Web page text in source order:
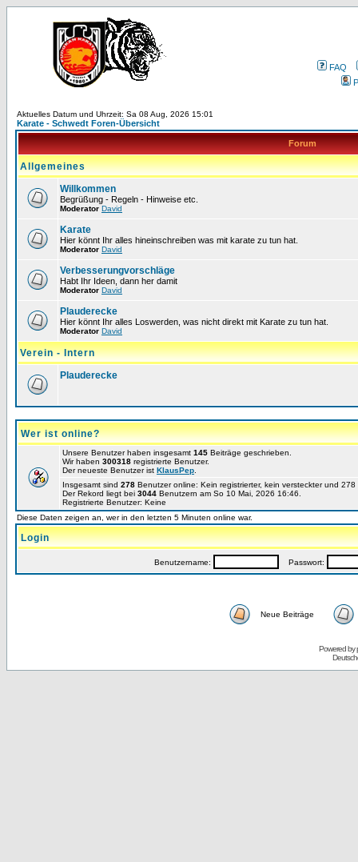
FAQ
Aktuelles Datum und Uhrzeit: Sa 08 Aug, 2026 15:01
Karate - Schwedt Foren-Übersicht
Forum
Allgemeines
Willkommen
Begrüßung - Regeln - Hinweise etc.
Moderator David
Karate
Hier könnt Ihr alles hineinschreiben was mit karate zu tun hat.
Moderator David
Verbesserungvorschläge
Habt Ihr Ideen, dann her damit
Moderator David
Plauderecke
Hier könnt Ihr alles Loswerden, was nicht direkt mit Karate zu tun hat.
Moderator David
Verein - Intern
Plauderecke
Wer ist online?
Unsere Benutzer haben insgesamt 145 Beiträge geschrieben.
Wir haben 300318 registrierte Benutzer.
Der neueste Benutzer ist KlausPep
Insgesamt sind 278 Benutzer online: Kein registrierter, kein versteckter und
Der Rekord liegt bei 3044 Benutzern am So 10 Mai, 2026 16:46.
Registrierte Benutzer: Keine
Diese Daten zeigen an, wer in den letzten 5 Minuten online war.
Login
Benutzername: Passwort:
Neue Beiträge
Powered by